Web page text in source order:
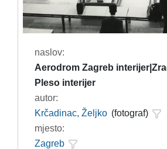
naslov:
Aerodrom Zagreb
Pleso interijer
autor:
Krčadinac, Željko (fotograf)
mjesto:
Zagreb